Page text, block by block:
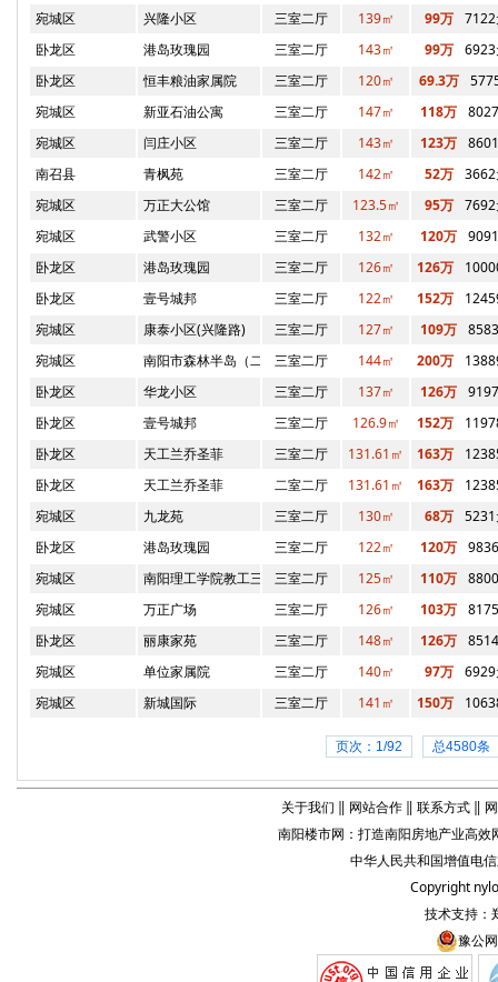
宛城区
兴隆小区 三室二厅 139㎡ 99万
卧龙区
港岛玫瑰园 三室二厅 143㎡ 99万
卧龙区
恒丰粮油家属院 三室二厅 120㎡ 69.3万
宛城区
新亚石油公寓 三室二厅 147㎡ 118万
宛城区
闫庄小区 三室二厅 143㎡ 123万
南召县
青枫苑 三室二厅 142㎡ 52万
宛城区
万正大公馆 三室二厅 123.5㎡ 95万
宛城区
武警小区 三室二厅 132㎡ 120万
卧龙区
港岛玫瑰园 三室二厅 126㎡ 126万
卧龙区
壹号城邦 三室二厅 122㎡ 152万
宛城区
康泰小区(兴隆路) 三室二厅 127㎡ 109万
宛城区
南阳市森林半岛（二期）三室二厅 144㎡ 200万
卧龙区
华龙小区 三室二厅 137㎡ 126万
卧龙区
壹号城邦 三室二厅 126.9㎡ 152万
卧龙区
天工兰乔圣菲 三室二厅 131.61㎡ 163万
卧龙区
天工兰乔圣菲 二室二厅 131.61㎡ 163万
宛城区
九龙苑 三室二厅 130㎡ 68万
卧龙区
港岛玫瑰园 三室二厅 122㎡ 120万
宛城区
南阳理工学院教工三村三室二厅 125㎡ 110万
宛城区
万正广场 三室二厅 126㎡ 103万
卧龙区
丽康家苑 三室二厅 148㎡ 126万
宛城区
单位家属院 三室二厅 140㎡ 97万
宛城区
新城国际 三室二厅 141㎡ 150万
页次：1/92 总4580条
关于我们 ‖ 网站合作‖ 联系方式‖
南阳楼市网 ：打造南阳房地产业高效
中华人民共和国增值电
Copyright
技术支持：
豫公